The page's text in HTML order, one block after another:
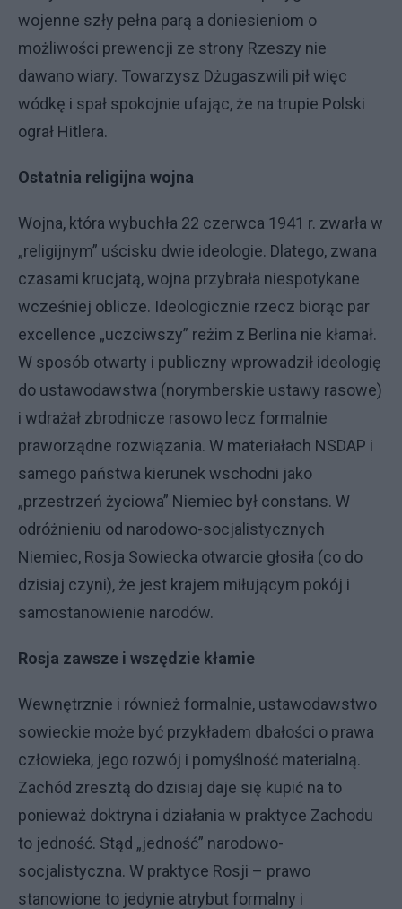
wojenne szły pełna parą a doniesieniom o
możliwości prewencji ze strony Rzeszy nie
dawano wiary. Towarzysz Dżugaszwili pił więc
wódkę i spał spokojnie ufając, że na trupie Polski
ograł Hitlera.
Ostatnia religijna wojna
Wojna, która wybuchła 22 czerwca 1941 r. zwarła w
„religijnym” uścisku dwie ideologie. Dlatego, zwana
czasami krucjatą, wojna przybrała niespotykane
wcześniej oblicze. Ideologicznie rzecz biorąc par
excellence „uczciwszy” reżim z Berlina nie kłamał.
W sposób otwarty i publiczny wprowadził ideologię
do ustawodawstwa (norymberskie ustawy rasowe)
i wdrażał zbrodnicze rasowo lecz formalnie
praworządne rozwiązania. W materiałach NSDAP i
samego państwa kierunek wschodni jako
„przestrzeń życiowa” Niemiec był constans. W
odróżnieniu od narodowo-socjalistycznych
Niemiec, Rosja Sowiecka otwarcie głosiła (co do
dzisiaj czyni), że jest krajem miłującym pokój i
samostanowienie narodów.
Rosja zawsze i wszędzie kłamie
Wewnętrznie i również formalnie, ustawodawstwo
sowieckie może być przykładem dbałości o prawa
człowieka, jego rozwój i pomyślność materialną.
Zachód zresztą do dzisiaj daje się kupić na to
ponieważ doktryna i działania w praktyce Zachodu
to jedność. Stąd „jedność” narodowo-
socjalistyczna. W praktyce Rosji – prawo
stanowione to jedynie atrybut formalny i